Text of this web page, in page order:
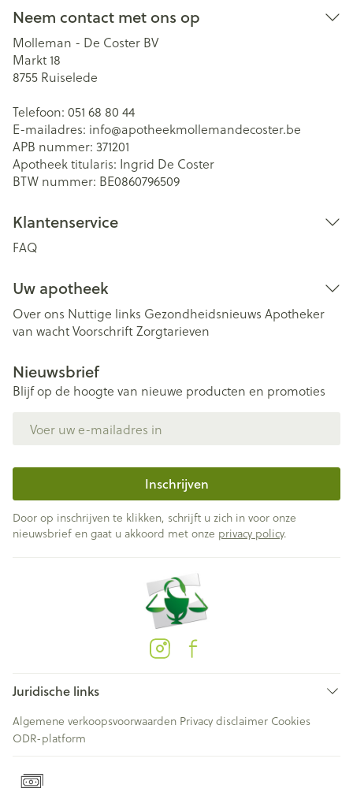
Neem contact met ons op
Molleman - De Coster BV
Markt 18
8755 Ruiselede
Telefoon: 051 68 80 44
E-mailadres: info@apotheekmollemandecoster.be
APB nummer: 371201
Apotheek titularis: Ingrid De Coster
BTW nummer: BE0860796509
Klantenservice
FAQ
Uw apotheek
Over ons Nuttige links Gezondheidsnieuws Apotheker
van wachtVoorschriftZorgtarieven
Nieuwsbrief
Blijf op de hoogte van nieuwe producten en promoties
Inschrijven
Door op inschrijven te klikken, schrijft u zich in voor onze
nieuwsbrief en gaat u akkoord met onze privacy policy.
Juridische links
Algemene verkoopsvoorwaarden Privacy disclaimer Cookies
ODR-platform